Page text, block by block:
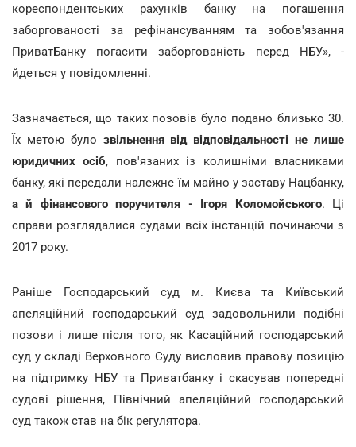
кореспондентських рахунків банку на погашення
заборгованості за рефінансуванням та зобов'язання
ПриватБанку погасити заборгованість перед НБУ», -
йдеться у повідомленні.
Зазначається, що таких позовів було подано близько 30.
Їх метою було звільнення від відповідальності не лише
юридичних осіб, пов'язаних із колишніми власниками
банку, які передали належне їм майно у заставу Нацбанку,
а й фінансового поручителя - Ігоря Коломойського. Ці
справи розглядалися судами всіх інстанцій починаючи з
2017 року.
Раніше Господарський суд м. Києва та Київський
апеляційний господарський суд задовольнили подібні
позови і лише після того, як Касаційний господарський
суд у складі Верховного Суду висловив правову позицію
на підтримку НБУ та Приватбанку і скасував попередні
судові рішення, Північний апеляційний господарський
суд також став на бік регулятора.